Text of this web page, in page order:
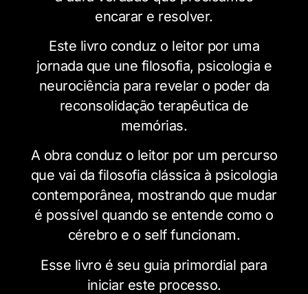
encarar e resolver.
Este livro conduz o leitor por uma
jornada que une filosofia, psicologia e
neurociência para revelar o poder da
reconsolidação terapêutica de
memórias.
A obra conduz o leitor por um percurso
que vai da filosofia clássica à psicologia
contemporânea, mostrando que mudar
é possível quando se entende como o
cérebro e o self funcionam.
Esse livro é seu guia primordial para
iniciar este processo.